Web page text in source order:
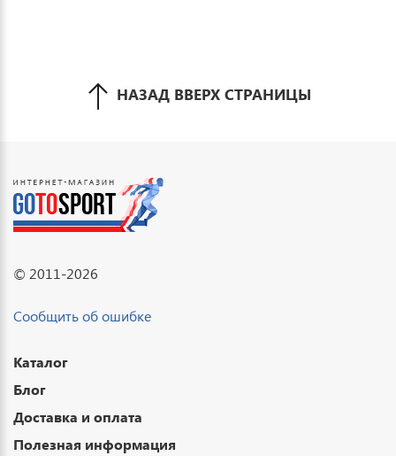
НАЗАД ВВЕРХ СТРАНИЦЫ
© 2011-2026
Сообщить об ошибке
Каталог
Блог
Доставка и оплата
Полезная информация